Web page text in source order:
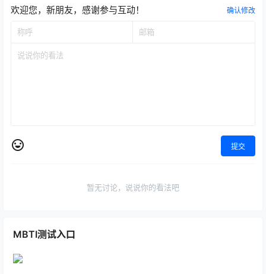
欢迎您，新朋友，感谢参与互动！ 确认修改
提交
暂无讨论，说说你的看法吧
MBTI测试入口